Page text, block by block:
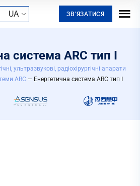
UA ЗВ'ЯЗАТИСЯ
система ARC тип I
ультразвукові, радіохірургічні апарати
ARC — Енергетична система ARC тип I